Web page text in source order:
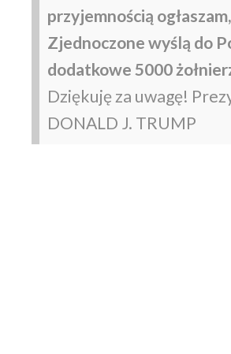
przyjemnością
Zjednoczone wyślą do
dodatkowe 5000
Dziękuję za uwagę!
DONALD J. TRUMP